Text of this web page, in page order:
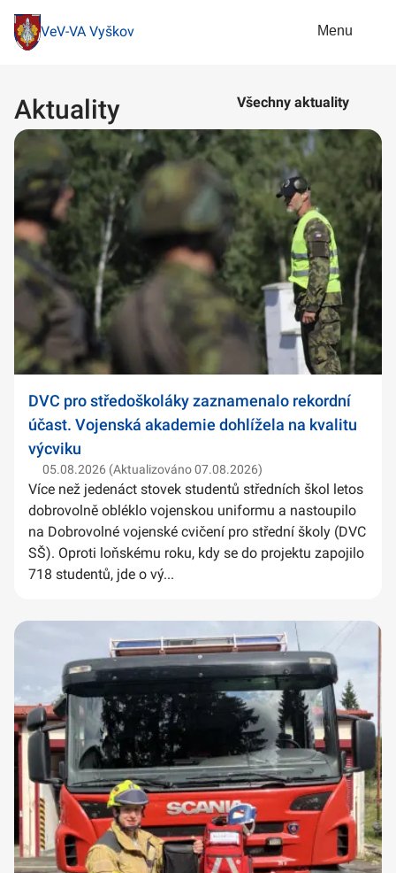
VeV-VA Vyškov Menu
Aktuality Všechny aktuality
DVC pro středoškoláky zaznamenalo rekordní
účast. Vojenská akademie dohlížela na kvalitu
výcviku
05.08.2026 (Aktualizováno 07.08.2026)
Více než jedenáct stovek studentů středních škol letos
dobrovolně obléklo vojenskou uniformu a nastoupilo
na Dobrovolné vojenské cvičení pro střední školy (DVC
SŠ). Oproti loňskému roku, kdy se do projektu zapojilo
718 studentů, jde o vý...